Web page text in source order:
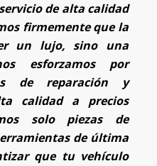
de alta calidad
firmemente que la
un lujo, sino una
esforzamos por
de reparación y
calidad a precios
solo piezas de
de última
que tu vehículo